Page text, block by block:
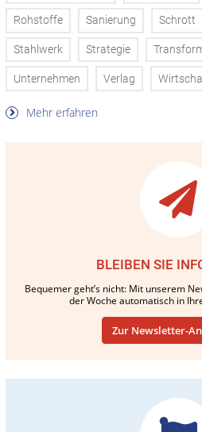
Rohstoffe Sanierung Schrott
Stahlwerk Strategie
Unternehmen Verlag
Mehr erfahren
BLEIBEN SIE
Bequemer geht’s nicht: Mit unserem
der Woche automatisch in
Zur Newsletter-